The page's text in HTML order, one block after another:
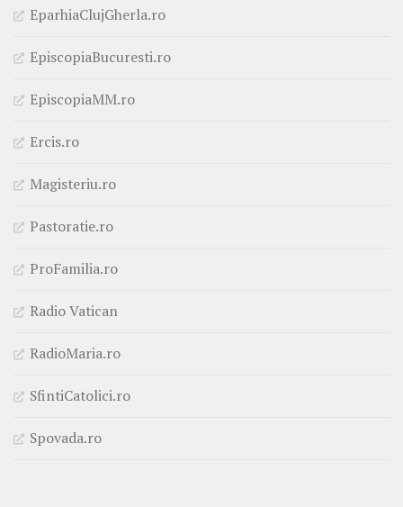
EparhiaClujGherla.ro
EpiscopiaBucuresti.ro
EpiscopiaMM.ro
Ercis.ro
Magisteriu.ro
Pastoratie.ro
ProFamilia.ro
Radio Vatican
RadioMaria.ro
SfintiCatolici.ro
Spovada.ro